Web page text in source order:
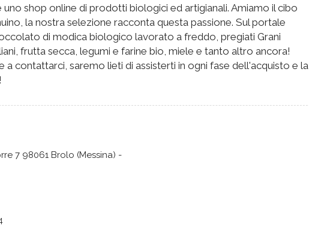
uno shop online di prodotti biologici ed artigianali. Amiamo il cibo
la nostra selezione racconta questa passione. Sul portale
di modica biologico lavorato a freddo, pregiati Grani
frutta secca, legumi e farine bio, miele e tanto altro ancora!
a contattarci, saremo lieti di assisterti in ogni fase dell'acquisto e la
7 98061 Brolo (Messina) -